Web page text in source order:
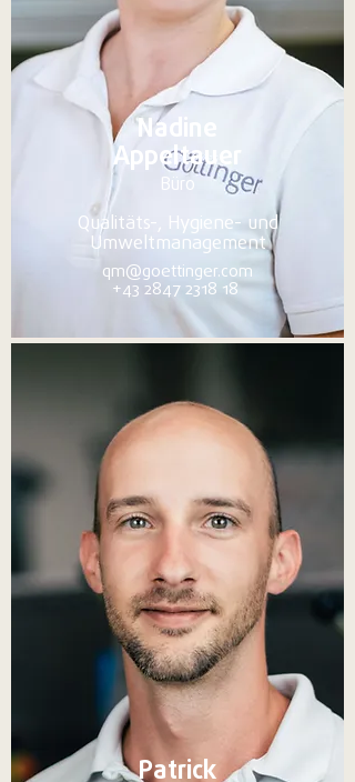
Büro
Appeltauer
Nadine
Qualitäts-, Hygiene- und
Umweltmanagement
qm@goettinger.com
+43 2847 2318 18
Patrick